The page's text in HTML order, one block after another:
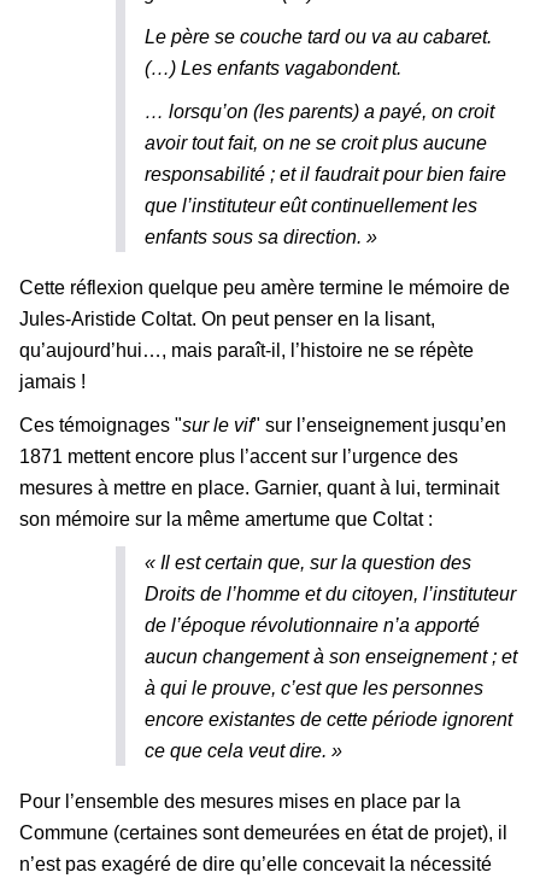
Le père se couche tard ou va au cabaret.
(…) Les enfants vagabondent.
… lorsqu’on (les parents) a payé, on croit
avoir tout fait, on ne se croit plus aucune
responsabilité ; et il faudrait pour bien faire
que l’instituteur eût continuellement les
enfants sous sa direction. »
Cette réflexion quelque peu amère termine le mémoire de
Jules-Aristide Coltat. On peut penser en la lisant,
qu’aujourd’hui…, mais paraît-il, l’histoire ne se répète
jamais !
Ces témoignages "sur le vif" sur l’enseignement jusqu’en
1871 mettent encore plus l’accent sur l’urgence des
mesures à mettre en place. Garnier, quant à lui, terminait
son mémoire sur la même amertume que Coltat :
« Il est certain que, sur la question des
Droits de l’homme et du citoyen, l’instituteur
de l’époque révolutionnaire n’a apporté
aucun changement à son enseignement ; et
à qui le prouve, c’est que les personnes
encore existantes de cette période ignorent
ce que cela veut dire. »
Pour l’ensemble des mesures mises en place par la
Commune (certaines sont demeurées en état de projet), il
n’est pas exagéré de dire qu’elle concevait la nécessité